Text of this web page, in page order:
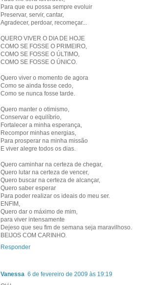
Para que eu possa sempre evoluir
Preservar, servir, cantar,
Agradecer, perdoar, recomeçar...
QUERO VIVER O DIA DE HOJE
COMO SE FOSSE O PRIMEIRO,
COMO SE FOSSE O ÚLTIMO,
COMO SE FOSSE O ÚNICO.
Quero viver o momento de agora
Como se ainda fosse cedo,
Como se nunca fosse tarde.
Quero manter o otimismo,
Conservar o equilíbrio,
Fortalecer a minha esperança,
Recompor minhas energias,
Para prosperar na minha missão
E viver alegre todos os dias.
Quero caminhar na certeza de chegar,
Quero lutar na certeza de vencer,
Quero buscar na certeza de alcançar,
Quero saber esperar
Para poder realizar os ideais do meu ser.
ENFIM,
Quero dar o máximo de mim,
para viver intensamente
Dejeso que seu fim de semana seja maravilhoso.
BEIJOS COM CARINHO.
Responder
Vanessa 6 de fevereiro de 2009 às 19:19